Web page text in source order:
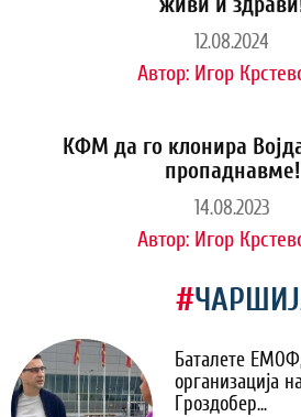
12.08.2024
Автор: Игор
КФМ да го клонира
пропаднавме!
14.08.2023
Автор: Игор
#
Баталете
организација
Гроздобер...